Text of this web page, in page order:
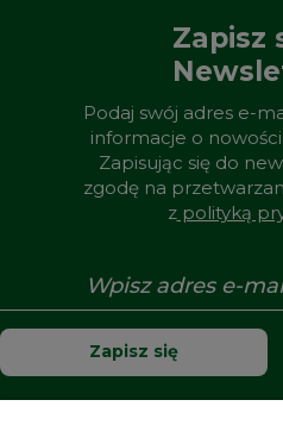
Zapisz
Podaj swój adres e-
informacje o
Zapisując się do
zgodę na
zpolityką
Zapisz się